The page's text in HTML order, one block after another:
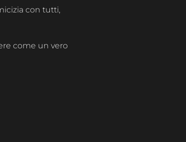
con tutti,
come un vero